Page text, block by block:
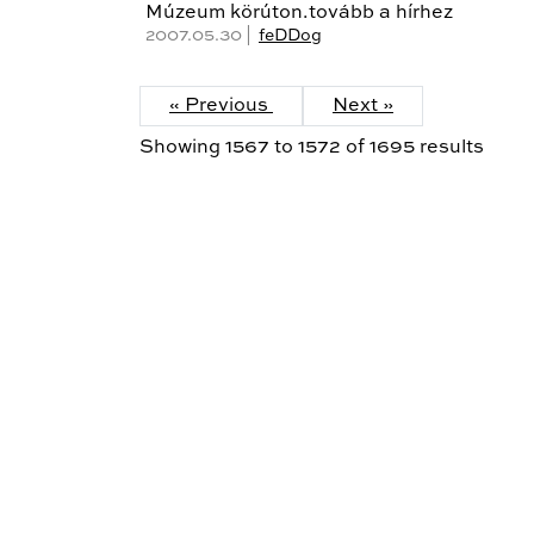
Múzeum körúton.tovább a hírhez
2007.05.30 | feDDog
« Previous Next »
Showing 1567 to 1572 of 1695 results